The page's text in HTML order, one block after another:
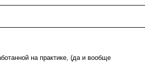
на практике, (да и вообще